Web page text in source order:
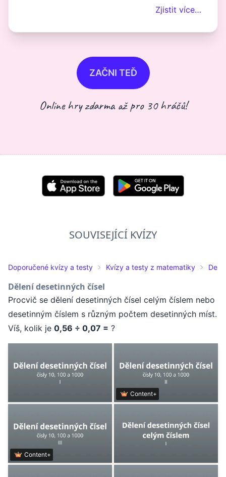
Zjistit více…
ZAČNI TEĎ
Online hry zdarma až pro 30 hráčů!
SOUVISEJÍCÍ KVÍZY
Doporučené kvízy a testy Kvízy a testy z matematiky
Dělení desetinných čísel
Procvič se dělení desetinných čísel celým číslem nebo
desetinným číslem s různým počtem desetinných míst.
Víš, kolik je 0,56 ÷ 0,07 = ?
Content+
Content+